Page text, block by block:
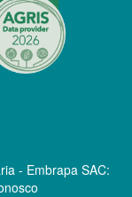
- Embrapa SAC: